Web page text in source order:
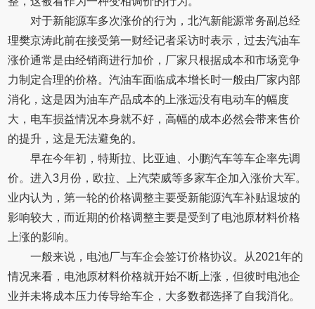
对于新能源车多次涨价的行为，北汽新能源常务副总经
理樊京涛此前在接受第一财经记者采访时表示，过去汽油车
涨价通常是由经销商进行加价，厂家只根据成本和市场竞争
力制定合理的价格。汽油车面临成本增长时一般由厂家内部
消化，这是因为油车产品成本的上涨远没有电动车的幅度
大，电车损益情况本身就不好，高幅的成本必然会带来售价
的提升，这是无法避免的。
早在今年初，特斯拉、比亚迪、小鹏汽车等车企率先调
价。进入3月份，欧拉、上汽荣威等多家车企加入涨价大军。
业内认为，第一轮的价格调整主要受新能源汽车补贴退坡的
影响较大，而近期的价格调整主要是受到了电池原材料价格
上涨的影响。
一般来说，电池厂与车企会签订价格协议。从2021年的
情况来看，电池原材料价格就开始不断上涨，但彼时电池企
业并未将成本压力传导给车企，大多数都选择了自我消化。